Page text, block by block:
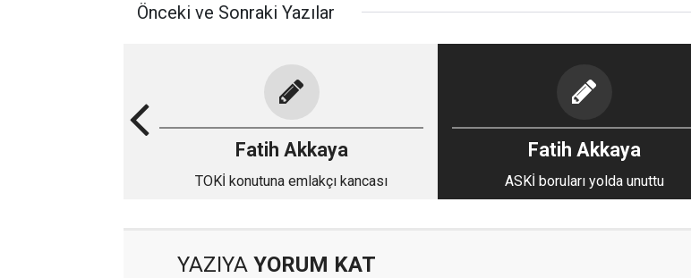
Önceki ve Sonraki Yazılar
Fatih Akkaya
TOKİ konutuna emlakçı kancası
Fatih Akkaya
ASKİ boruları yolda unuttu
YAZIYA YORUM KAT